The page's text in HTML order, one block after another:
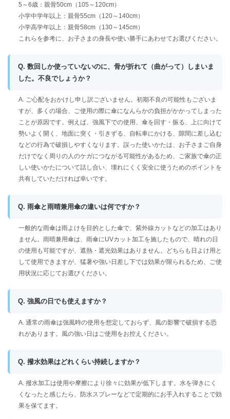
5～6歳：親骨50cm（105～120cm）
小学中学年以上：親骨55cm（120～140cm）
小学高学年以上：親骨58cm（130～145cm）
これらを参考に、お子さまの身長や使い勝手にあわせてお選びください。
Q. 数回しか使っていないのに、骨が折れて（曲がって）しまいま
した。不良でしょうか？
A. ご心配をおかけし申し訳ございません。初期不良の可能性もございま
すが、多くの場合、ご使用の際に傘になんらかの負担がかかってしまった
ことが原因です。例えば、強風下での使用、傘を回す・振る、上に向けて
勢いよく開く、地面に突く・引きずる、自転車にかける、隙間に差し込む
などの行為で破損しやすくなります。誤った使いかたは、お子さまご自身
だけでなく周りの人のケガにつながる可能性があるため、ご家族で傘の正
しい使いかたについて話し合い、壊れにくく安全に使うためのポイントを
共有していただければ幸いです。
Q. 雨傘と雨晴兼用傘の違いは何ですか？
一般的な雨傘は雨よけを目的とした傘で、紫外線カットなどの加工はあり
ません。雨晴兼用傘は、雨傘にUVカット加工を施したもので、晴れの日
の使用も可能ですが、遮熱・遮光効果はありません。どちらも日よけ用と
して使用できますが、猛暑や強い日差し下では効果が限られるため、ご使
用状況に応じてお選びください。
Q. 強風の日でも使えますか？
A. 通常の雨傘は強風時の使用を想定しておらず、風の影響で破損する恐
れがあります。風の強い日はご使用をお控えください。
Q. 撥水効果はどれくらい持続しますか？
A. 撥水加工は使用や摩擦により徐々に効果が低下します。水を弾きにく
くなったと感じたら、防水スプレーなどで定期的にお手入れすることで効
果を保てます。